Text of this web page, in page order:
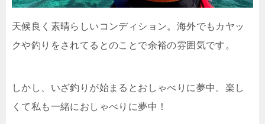
天候良く素晴らしいコンディション。海外でもカヤッ
クや釣りをされてるとのことで余裕の雰囲気です。
しかし、いざ釣りが始まるとおしゃべりに夢中。楽し
くて私も一緒におしゃべりに夢中！